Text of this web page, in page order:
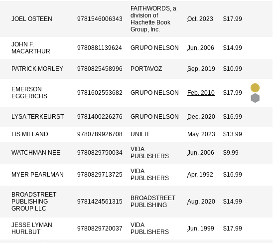
JOEL OSTEEN 9781546006343
FAITHWORDS, a
division of
Hachette Book
Group, Inc.
Oct. 2023 $17.99
JOHN F.
MACARTHUR
9780881139624 GRUPO NELSON Jun. 2006 $14.99
PATRICK MORLEY 9780825458996 PORTAVOZ Sep. 2019 $10.99
EMERSON
EGGERICHS
9781602553682 GRUPO NELSON Feb. 2010 $17.99
LYSA TERKEURST 9781400226276 GRUPO NELSON Dec. 2020 $16.99
LIS MILLAND 9780789926708 UNILIT May. 2023 $13.99
WATCHMAN NEE 9780829750034
VIDA
PUBLISHERS
Jun. 2006 $9.99
MYER PEARLMAN 9780829713725
VIDA
PUBLISHERS
Apr. 1992 $16.99
BROADSTREET
PUBLISHING
GROUP LLC
9781424561315
BROADSTREET
PUBLISHING
Aug. 2020 $14.99
JESSE LYMAN
HURLBUT
9780829720037
VIDA
PUBLISHERS
Jun. 1999 $17.99